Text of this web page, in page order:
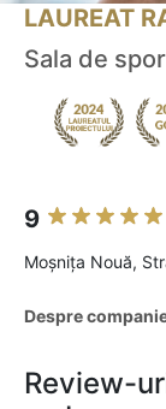
LAUREAT
Sala de
9
Moşniţa Nouă,
Despre
Review-